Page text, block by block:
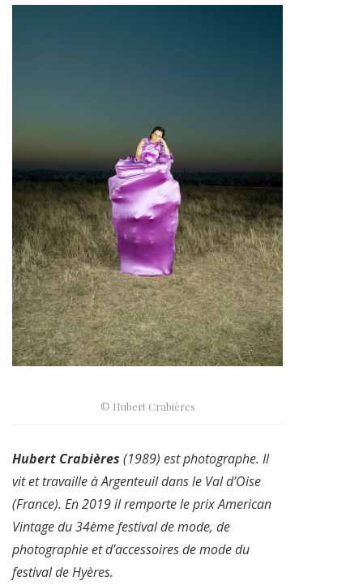
© Hubert Crabières
Hubert Crabières (1989) est photographe. Il
vit et travaille à Argenteuil dans le Val d’Oise
(France). En 2019 il remporte le prix American
Vintage du 34ème festival de mode, de
photographie et d’accessoires de mode du
festival de Hyères.